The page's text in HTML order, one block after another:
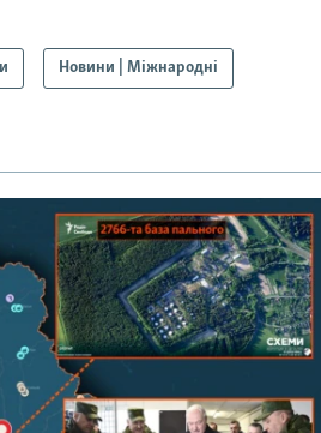
Новини | Міжнародні